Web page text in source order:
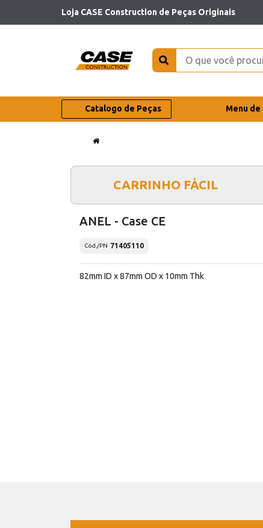
Loja CASE Construction de Peças Originais
Catalogo de Peças Menu de
CARRINHO FÁCIL
ANEL - Case CE
Cód./PN 71405110
82mm ID x 87mm OD x 10mm Thk